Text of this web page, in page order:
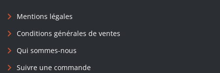
Mentions légales
Conditions générales de ventes
Qui sommes-nous
Suivre une commande